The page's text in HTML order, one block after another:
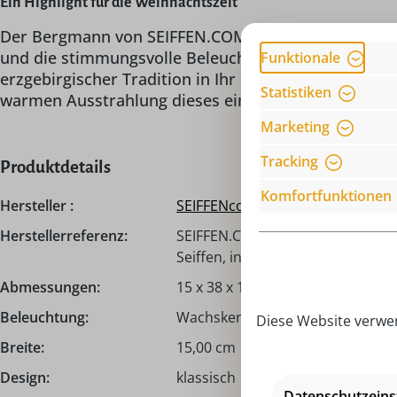
Der Bergmann von SEIFFEN.COM by Nestler
und die stimmungsvolle Beleuchtung machen ihn
erzgebirgischer Tradition in Ihr Heim und lässt die
warmen Ausstrahlung dieses einzigartigen
Produktdetails
Hersteller :
SEIFFENcom by Nestler GmbH
Herstellerreferenz:
SEIFFEN.COM by Nestler
Seiffen, info@seiffen.com
Abmessungen:
15 x 38 x 12 cm
Beleuchtung:
Wachskerzen -
Breite:
15,00 cm
Design:
klassisch
Funktionale
Statistiken
Marketing
Tracking
Komfortfunktionen
Diese Website